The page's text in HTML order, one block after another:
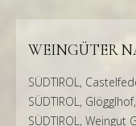
WEINGÜTER
SÜDTIROL,
SÜDTIROL,
SÜDTIROL, Weingut